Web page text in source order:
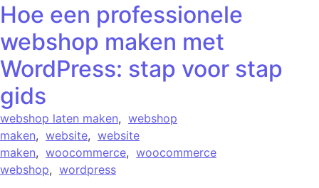
Hoe een professionele
webshop maken met
WordPress: stap voor stap
gids
webshop laten maken, webshop
maken, website, website
maken, woocommerce, woocommerce
webshop, wordpress